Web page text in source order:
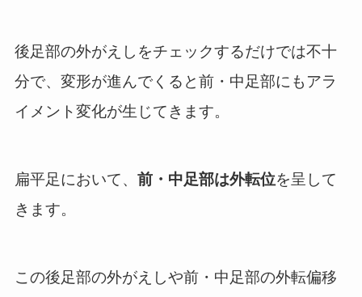
後足部の外がえしをチェックするだけでは不十
分で、変形が進んでくると前・中足部にもアラ
イメント変化が生じてきます。
扁平足において、 前・中足部は外転位を呈して
きます。
この後足部の外がえしや前・中足部の外転偏移